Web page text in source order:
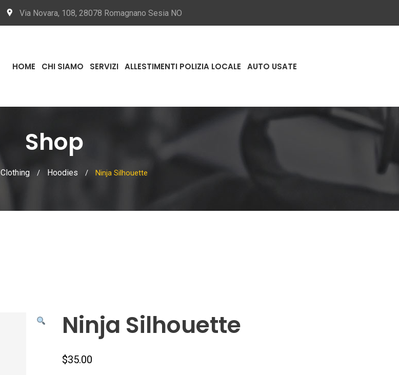
Via Novara, 108, 28078 Romagnano Sesia NO
HOME CHI SIAMO SERVIZI ALLESTIMENTI POLIZIA LOCALE AUTO USATE
Shop
Clothing / Hoodies / Ninja Silhouette
Ninja Silhouette
$35.00